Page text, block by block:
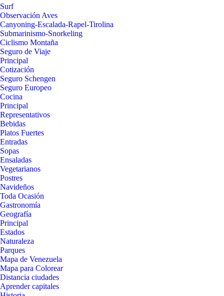
Surf
Observación Aves
Canyoning-Escalada-Rapel-Tirolina
Submarinismo-Snorkeling
Ciclismo Montaña
Seguro de Viaje
Principal
Cotización
Seguro Schengen
Seguro Europeo
Cocina
Principal
Representativos
Bebidas
Platos Fuertes
Entradas
Sopas
Ensaladas
Vegetarianos
Postres
Navideños
Toda Ocasión
Gastronomía
Geografía
Principal
Estados
Naturaleza
Parques
Mapa de Venezuela
Mapa para Colorear
Distancia ciudades
Aprender capitales